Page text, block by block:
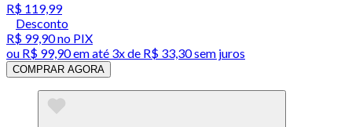
R$ 119,99
Desconto
R$ 99,90no PIX
ou R$ 99,90em até 3x de R$ 33,30 sem juros
COMPRAR AGORA